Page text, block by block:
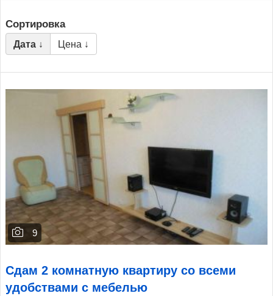
Сортировка
Дата ↓ Цена ↓
9
Сдам 2 комнатную квартиру со всеми
удобствами с мебелью